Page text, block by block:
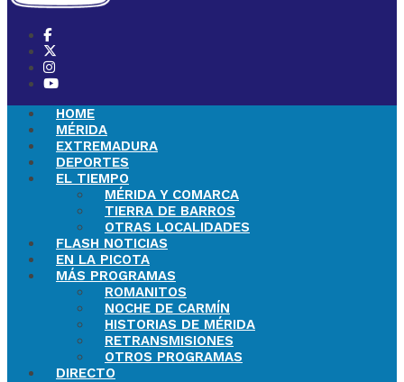
HOME
MÉRIDA
EXTREMADURA
DEPORTES
EL TIEMPO
MÉRIDA Y COMARCA
TIERRA DE BARROS
OTRAS LOCALIDADES
FLASH NOTICIAS
EN LA PICOTA
MÁS PROGRAMAS
ROMANITOS
NOCHE DE CARMÍN
HISTORIAS DE MÉRIDA
RETRANSMISIONES
OTROS PROGRAMAS
DIRECTO